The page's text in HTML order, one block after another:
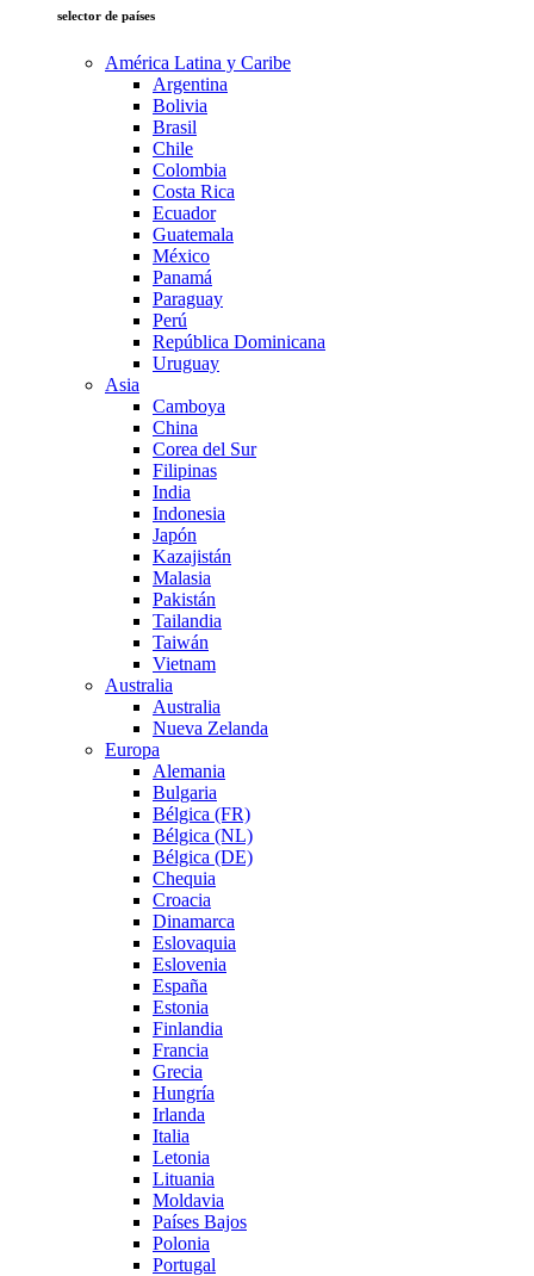
selector de países
América Latina y Caribe
Argentina
Bolivia
Brasil
Chile
Colombia
Costa Rica
Ecuador
Guatemala
México
Panamá
Paraguay
Perú
República Dominicana
Uruguay
Asia
Camboya
China
Corea del Sur
Filipinas
India
Indonesia
Japón
Kazajistán
Malasia
Pakistán
Tailandia
Taiwán
Vietnam
Australia
Australia
Nueva Zelanda
Europa
Alemania
Bulgaria
Bélgica (FR)
Bélgica (NL)
Bélgica (DE)
Chequia
Croacia
Dinamarca
Eslovaquia
Eslovenia
España
Estonia
Finlandia
Francia
Grecia
Hungría
Irlanda
Italia
Letonia
Lituania
Moldavia
Países Bajos
Polonia
Portugal